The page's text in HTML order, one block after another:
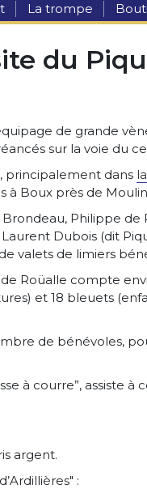
La trompe
du
de grande
sur la voie du
principalement dans
à Boux près de
Brondeau, Philippe de
Dubois (dit
valets de limiers
Roüalle compte
et 18 bleuets
de bénévoles,
à courre”, assiste à
argent.
: